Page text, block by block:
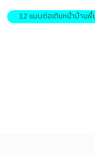
12 แบบต่อเติมหน้าบ้านพื้